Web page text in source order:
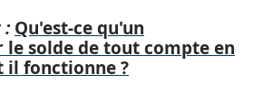
: Qu'est-ce qu'un
solde de tout compte en
il fonctionne ?